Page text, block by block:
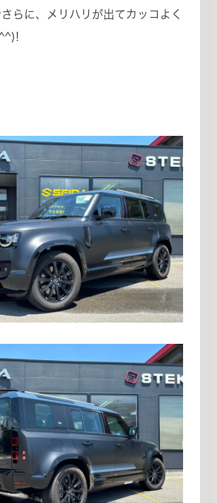
らに、メリハリが出てカッコよく